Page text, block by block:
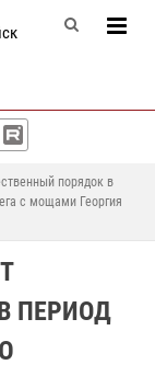
порядок в
с мощами Георгия
ПЕРИОД